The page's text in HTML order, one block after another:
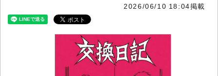
2026/06/10 18:04掲載